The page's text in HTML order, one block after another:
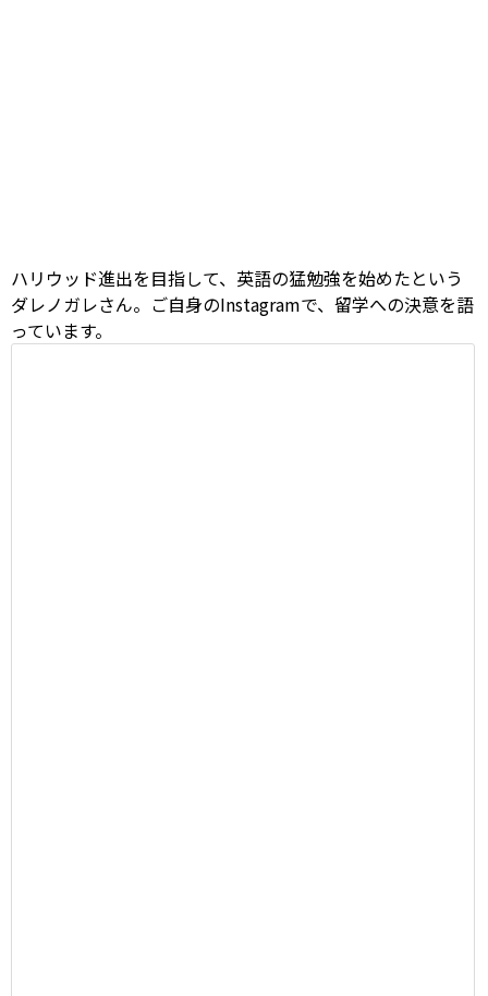
ハリウッド進出を目指して、英語の猛勉強を始めたという
ダレノガレさん。ご自身のInstagramで、留学への決意を語
っています。